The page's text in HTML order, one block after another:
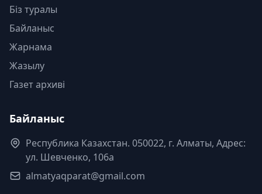
Біз туралы
Байланыс
Жарнама
Жазылу
Газет архиві
Байланыс
Республика Казахстан. 050022, г. Алматы, Адрес:
ул. Шевченко, 106а
almatyaqparat@gmail.com